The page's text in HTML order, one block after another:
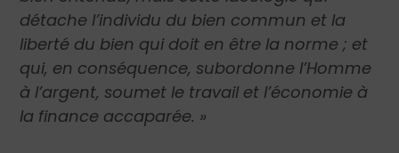
détache l’individu du bien commun et la
liberté du bien qui doit en être la norme ; et
qui, en conséquence, subordonne l’Homme
à l’argent, soumet le travail et l’économie à
la finance accaparée. »